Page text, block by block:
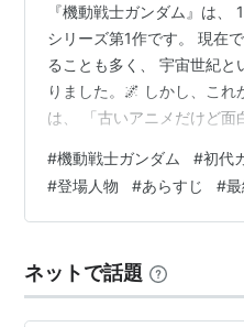
『機動戦士ガンダム』は、
シリーズ第1作です。 現在
ることも多く、 宇宙世紀と
りました。🌌 しかし、こ
は、 「古いアニメだけど面
からない部分も多いでしょ
代『機動戦士ガンダム』は
偶然ガンダムへ乗り、 地
悪の軍団を倒すだけの話で
や理想があり…
#機動戦士ガンダム #初代
#登場人物 #あらすじ #
ネットで話題